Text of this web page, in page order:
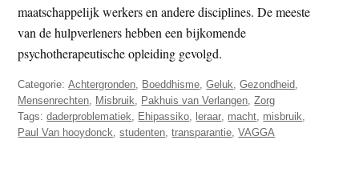
maatschappelijk werkers en andere disciplines. De meeste
van de hulpverleners hebben een bijkomende
psychotherapeutische opleiding gevolgd.
Categorie:Achtergronden Boeddhisme ,Geluk ,Gezondheid
Mensenrechten Misbruik Pakhuis van Verlangen ,Zorg
Tags:daderproblematiek Ehipassiko leraar macht misbruik
Paul Van hooydonck ,studenten ,transparantie ,VAGGA